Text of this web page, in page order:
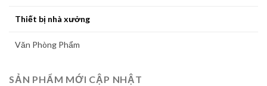
Thiết bị nhà xưởng
Văn Phòng Phẩm
SẢN PHẨM MỚI CẬP NHẬT